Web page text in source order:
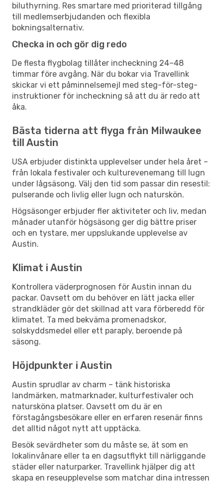
biluthyrning. Res smartare med prioriterad tillgång
till medlemserbjudanden och flexibla
bokningsalternativ.
Checka in och gör dig redo
De flesta flygbolag tillåter incheckning 24–48
timmar före avgång. När du bokar via Travellink
skickar vi ett påminnelsemejl med steg-för-steg-
instruktioner för incheckning så att du är redo att
åka.
Bästa tiderna att flyga från Milwaukee
till Austin
USA erbjuder distinkta upplevelser under hela året –
från lokala festivaler och kulturevenemang till lugn
under lågsäsong. Välj den tid som passar din resestil:
pulserande och livlig eller lugn och naturskön.
Högsäsonger erbjuder fler aktiviteter och liv, medan
månader utanför högsäsong ger dig bättre priser
och en tystare, mer uppslukande upplevelse av
Austin.
Klimat i Austin
Kontrollera väderprognosen för Austin innan du
packar. Oavsett om du behöver en lätt jacka eller
strandkläder gör det skillnad att vara förberedd för
klimatet. Ta med bekväma promenadskor,
solskyddsmedel eller ett paraply, beroende på
säsong.
Höjdpunkter i Austin
Austin sprudlar av charm – tänk historiska
landmärken, matmarknader, kulturfestivaler och
natursköna platser. Oavsett om du är en
förstagångsbesökare eller en erfaren resenär finns
det alltid något nytt att upptäcka.
Besök sevärdheter som du måste se, ät som en
lokalinvånare eller ta en dagsutflykt till närliggande
städer eller naturparker. Travellink hjälper dig att
skapa en reseupplevelse som matchar dina intressen